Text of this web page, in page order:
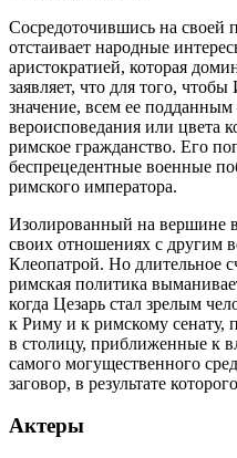
Сосредоточившись на своей
отстаивает народные
аристократией, которая
заявляет, что для того,
значение, всем ее подданным
вероисповедания или цвета
римское гражданство. Его
беспрецедентные военные
римского императора.
Изолированный на вершине
своих отношениях с другим
Клеопатрой. Но длительное
римская политика
когда Цезарь стал зрелым
к Риму и к римскому сенату,
в столицу, приближенные к
самого могущественного
заговор, в результате
Актеры